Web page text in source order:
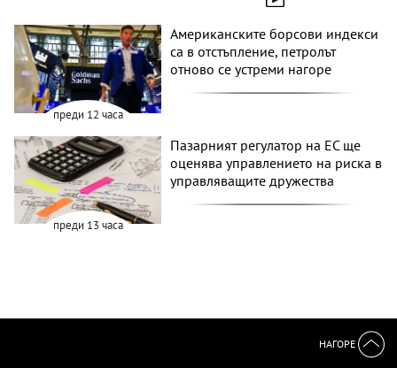
преди 12 часа
Американските борсови индекси
са в отстъпление, петролът
отново се устреми нагоре
преди 13 часа
Пазарният регулатор на ЕС ще
оценява управлението на риска в
управляващите дружества
НАГОРЕ